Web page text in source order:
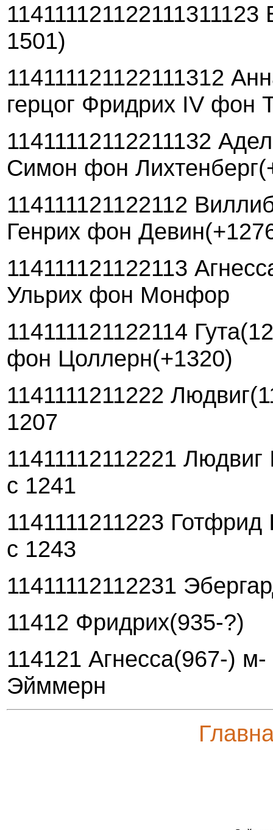
1501)
114111121122111312
герцог Фридрих IV фон
11411112112211132
Симон фон
114111121122112
Генрих фон
114111121122113
Ульрих фон Монфор
114111121122114
фон Цоллерн(+1320)
1141111211222
1207
11411112112221
с 1241
1141111211223
с 1243
11411112112231
11412 Фридрих(935-?)
114121 Агнесса(967-)
Эйммерн